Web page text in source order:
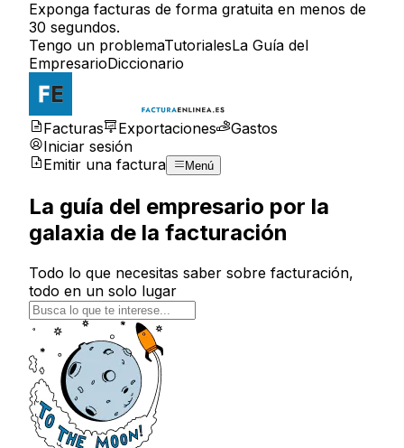
Exponga facturas de forma gratuita en menos de
30 segundos.
Tengo un problemaTutorialesLa Guía del
EmpresarioDiccionario
Facturas Exportaciones
Gastos
Iniciar sesión
Emitir una factura
Menú
La guía del empresario por la
galaxia de la facturación
Todo lo que necesitas saber sobre facturación,
todo en un solo lugar